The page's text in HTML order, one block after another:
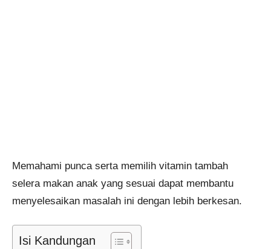
Memahami punca serta memilih vitamin tambah
selera makan anak yang sesuai dapat membantu
menyelesaikan masalah ini dengan lebih berkesan.
Isi Kandungan